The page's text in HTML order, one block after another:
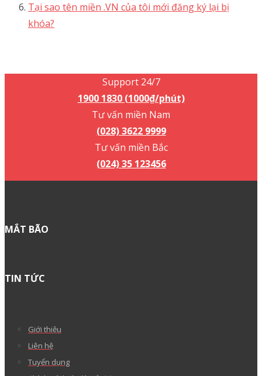
Tại sao tên miền .VN của tôi mới đăng ký lại bị
khóa?
Support 24/7
1900 1830 (1000₫/phút)
Tư vấn miền Nam
(028) 3622 9999
Tư vấn miền Bắc
(024) 35 123456
MẮT BÃO
TIN TỨC
Giới thiệu
Liên hệ
Tuyển dụng